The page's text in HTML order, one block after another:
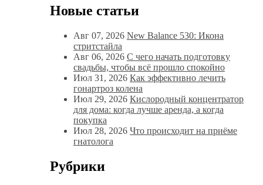
Новые статьи
Авг 07, 2026 New Balance 530: Икона
стритстайла
Авг 06, 2026 С чего начать подготовку
свадьбы, чтобы всё прошло спокойно
Июл 31, 2026 Как эффективно лечить
гонартроз колена
Июл 29, 2026 Кислородный концентратор
для дома: когда лучше аренда, а когда
покупка
Июл 28, 2026 Что происходит на приёме
гнатолога
Рубрики